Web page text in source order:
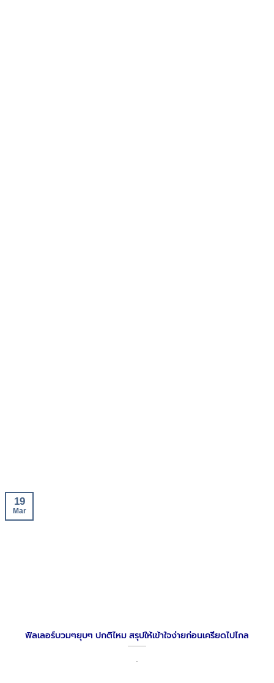
ฟิลเลอร์บวมๆยุบๆ ปกติไหม สรุปให้เข้าใจง่ายก่อนเครียดไปไกล
19
Mar